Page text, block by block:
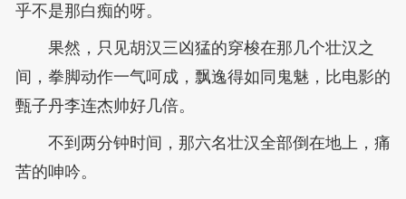
乎不是那白痴的呀。
果然，只见胡汉三凶猛的穿梭在那几个壮汉之
间，拳脚动作一气呵成，飘逸得如同鬼魅，比电影的
甄子丹李连杰帅好几倍。
不到两分钟时间，那六名壮汉全部倒在地上，痛
苦的呻吟。